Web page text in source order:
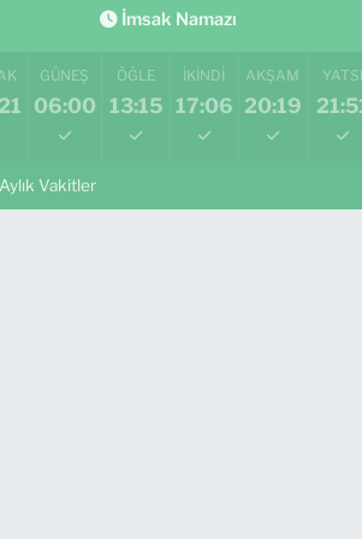
İmsak Namazı
GÜNEŞ
06:00
ÖĞLE
13:15
İKINDI
17:06
AKŞAM
20:19
YATSI
Vakitler